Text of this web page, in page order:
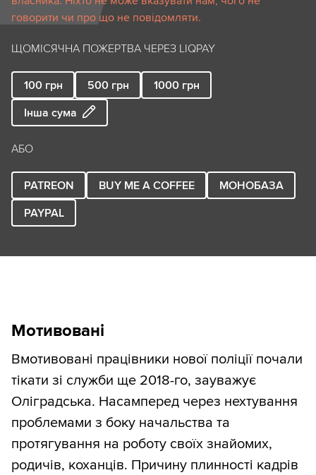
говорити чи про що не повідомляти.
ЩОМІСЯЧНА ПОЖЕРТВА ЧЕРЕЗ LIQPAY
100 грн 500 грн 1000 грн
Інша сума
АБО
PATREON BUY ME A COFFEE
МОНОБАЗА
PAYPAL
Мотивовані
Вмотивовані працівники нової поліції почали
тікати зі служби ще 2018-го, зауважує
Оліградська. Насамперед через нехтування
проблемами з боку начальства та
протягування на роботу своїх знайомих,
родичів, коханців. Причину плинності кадрів